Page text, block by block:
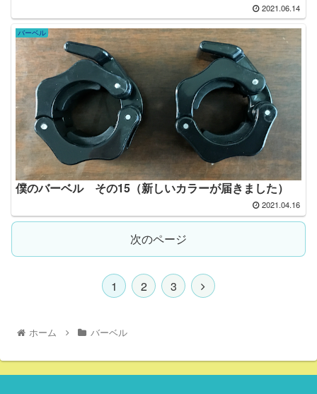
2021.06.14
バーベル
僕のバーベル その15（新しいカラーが届きました）
2021.04.16
次のページ
1 2 3
ホーム バーベル